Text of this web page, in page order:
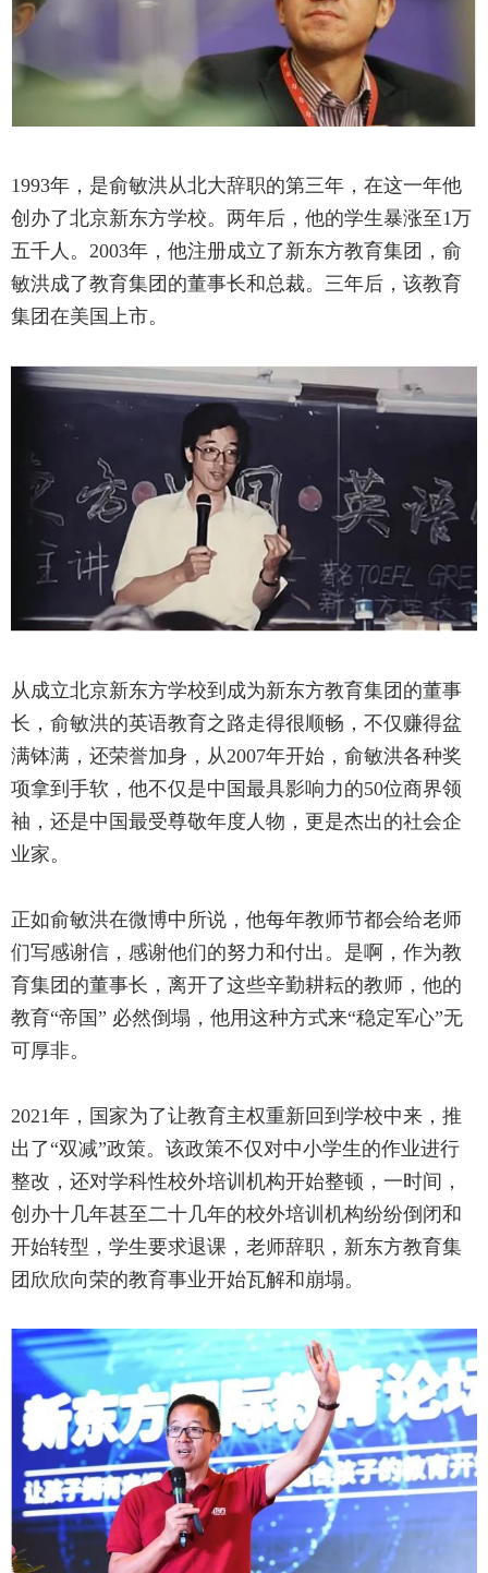
1993年，是俞敏洪从北大辞职的第三年，在这一年他
创办了北京新东方学校。两年后，他的学生暴涨至1万
五千人。2003年，他注册成立了新东方教育集团，俞
敏洪成了教育集团的董事长和总裁。三年后，该教育
集团在美国上市。
从成立北京新东方学校到成为新东方教育集团的董事
长，俞敏洪的英语教育之路走得很顺畅，不仅赚得盆
满钵满，还荣誉加身，从2007年开始，俞敏洪各种奖
项拿到手软，他不仅是中国最具影响力的50位商界领
袖，还是中国最受尊敬年度人物，更是杰出的社会企
业家。
正如俞敏洪在微博中所说，他每年教师节都会给老师
们写感谢信，感谢他们的努力和付出。是啊，作为教
育集团的董事长，离开了这些辛勤耕耘的教师，他的
教育“帝国” 必然倒塌，他用这种方式来“稳定军心”无
可厚非。
2021年，国家为了让教育主权重新回到学校中来，推
出了“双减”政策。该政策不仅对中小学生的作业进行
整改，还对学科性校外培训机构开始整顿，一时间，
创办十几年甚至二十几年的校外培训机构纷纷倒闭和
开始转型，学生要求退课，老师辞职，新东方教育集
团欣欣向荣的教育事业开始瓦解和崩塌。